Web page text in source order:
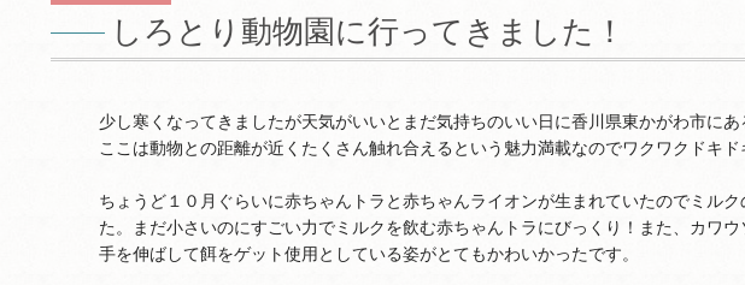
しろとり動物園に行ってきました！
少し寒くなってきましたが天気がいいとまだ気持ちのいい日に香川県東かがわ市に
ここは動物との距離が近くたくさん触れ合えるという魅力満載なのでワクワクドキド
ちょうど１０月ぐらいに赤ちゃんトラと赤ちゃんライオンが生まれていたのでミル
た。まだ小さいのにすごい力でミルクを飲む赤ちゃんトラにびっくり！また、カワ
手を伸ばして餌をゲット使用としている姿がとてもかわいかったです。